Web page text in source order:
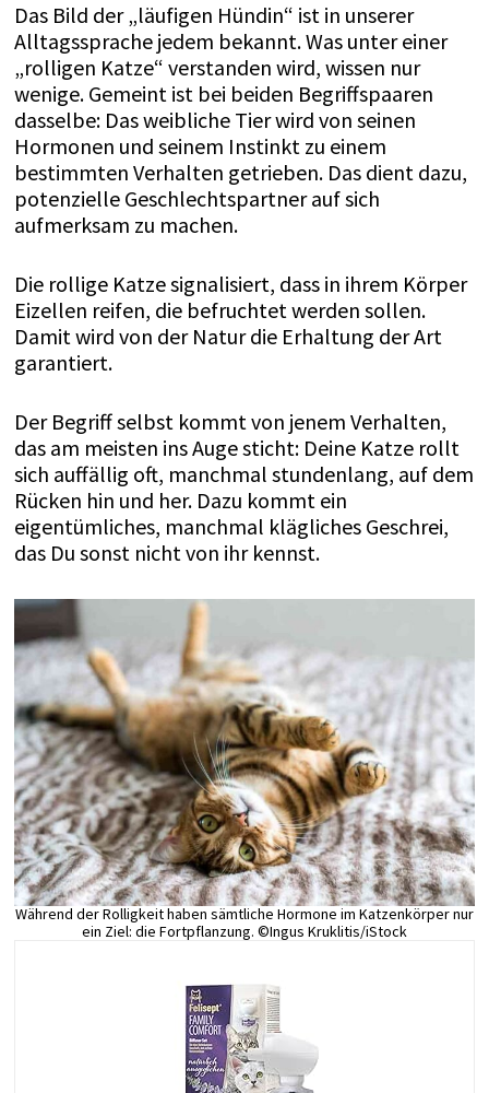
Das Bild der „läufigen Hündin“ ist in unserer
Alltagssprache jedem bekannt. Was unter einer
„rolligen Katze“ verstanden wird, wissen nur
wenige. Gemeint ist bei beiden Begriffspaaren
dasselbe: Das weibliche Tier wird von seinen
Hormonen und seinem Instinkt zu einem
bestimmten Verhalten getrieben. Das dient dazu,
potenzielle Geschlechtspartner auf sich
aufmerksam zu machen.
Die rollige Katze signalisiert, dass in ihrem Körper
Eizellen reifen, die befruchtet werden sollen.
Damit wird von der Natur die Erhaltung der Art
garantiert.
Der Begriff selbst kommt von jenem Verhalten,
das am meisten ins Auge sticht: Deine Katze rollt
sich auffällig oft, manchmal stundenlang, auf dem
Rücken hin und her. Dazu kommt ein
eigentümliches, manchmal klägliches Geschrei,
das Du sonst nicht von ihr kennst.
Während der Rolligkeit haben sämtliche Hormone im Katzenkörper nur
ein Ziel: die Fortpflanzung. ©Ingus Kruklitis/iStock